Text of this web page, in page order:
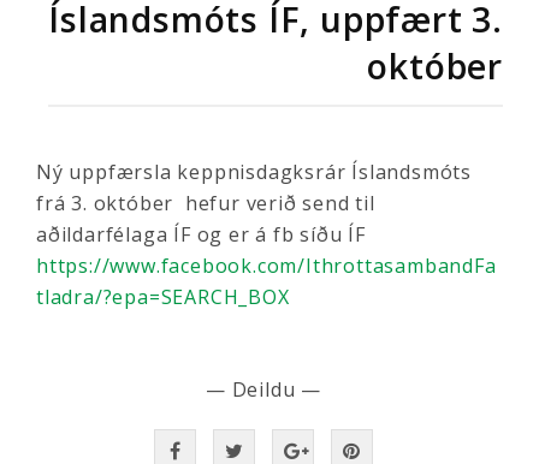
Íslandsmóts ÍF, uppfært 3.
október
Ný uppfærsla keppnisdagksrár Íslandsmóts
frá 3. október hefur verið send til
aðildarfélaga ÍF og er á fb síðu ÍF
https://www.facebook.com/IthrottasambandFa
tladra/?epa=SEARCH_BOX
— Deildu —